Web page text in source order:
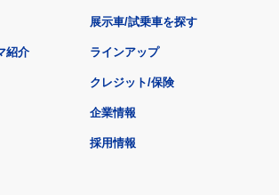
紹介
展示車/試乗車を探す
ラインアップ
クレジット/保険
企業情報
採用情報